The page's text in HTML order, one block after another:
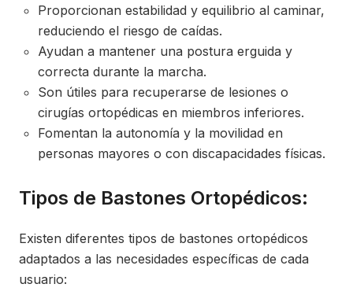
Proporcionan estabilidad y equilibrio al caminar,
reduciendo el riesgo de caídas.
Ayudan a mantener una postura erguida y
correcta durante la marcha.
Son útiles para recuperarse de lesiones o
cirugías ortopédicas en miembros inferiores.
Fomentan la autonomía y la movilidad en
personas mayores o con discapacidades físicas.
Tipos de Bastones Ortopédicos:
Existen diferentes tipos de bastones ortopédicos
adaptados a las necesidades específicas de cada
usuario: